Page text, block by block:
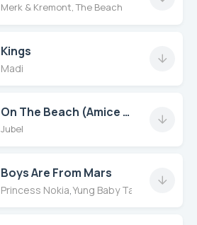
Merk & Kremont, The Beach
Kings
Madi
On The Beach (Amice Remix)
Jubel
Boys Are From Mars
Princess Nokia Yung Baby Tate